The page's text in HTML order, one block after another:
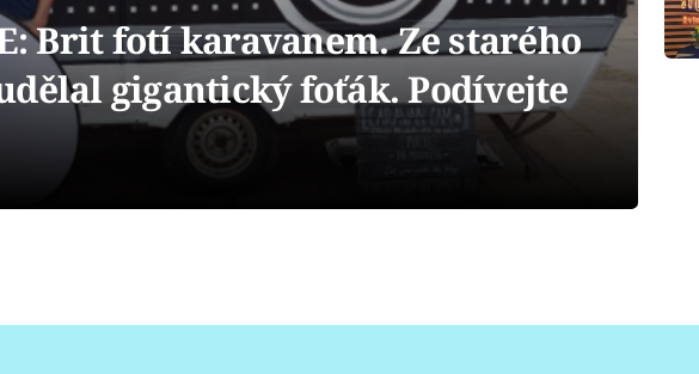
Brit fotí karavanem. Ze starého
gigantický foťák. Podívejte